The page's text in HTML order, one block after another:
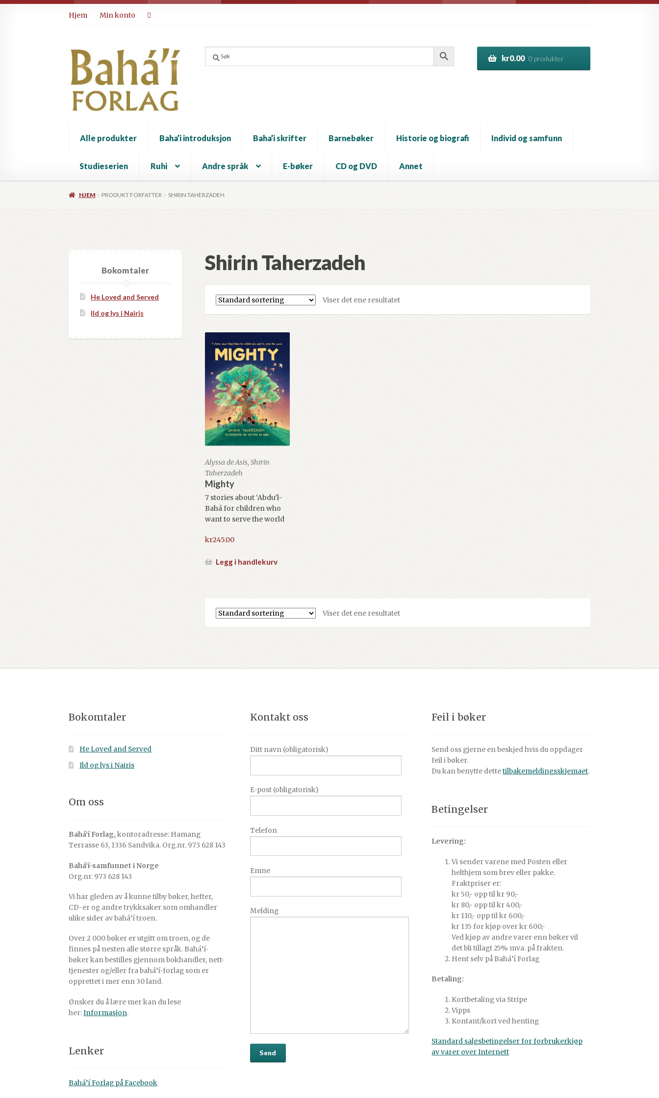
Hopp
til
Hopp
til
Hjem Min konto
kr0.00 0 produkter
Alle produkter Baha’i introduksjon Baha’i skrifter Barnebøker Historie og biografi Individ og samfunn
Studieserien Ruhi Andre språk E-bøker CD og DVD Annet
HJEM PRODUKT FORFATTER SHIRIN TAHERZADEH
Shirin Taherzadeh
Viser det ene resultatet
Alyssa de Asis, Shirin
Taherzadeh
Mighty
7 stories about ‘Abdu’l-
Bahá for children who
want to serve the world
kr245.00
Legg i handlekurv
Viser det ene resultatet
Bokomtaler
He Loved and Served
Ild og lys i Nairis
Bokomtaler
He Loved and Served
Ild og lys i Nairis
Om oss
Bahá’í Forlag, kontoradresse: Hamang
Terrasse 63, 1336 Sandvika. Org.nr. 973 628 143
Bahá’í-samfunnet i Norge
Org.nr. 973 628 143
Vi har gleden av å kunne tilby bøker, hefter,
CD-er og andre trykksaker som omhandler
ulike sider av bahá’í troen.
Over 2 000 bøker er utgitt om troen, og de
finnes på nesten alle større språk. Bahá’í-
bøker kan bestilles gjennom bokhandler, nett-
tjenester og/eller fra bahá’í-forlag som er
opprettet i mer enn 30 land.
Ønsker du å lære mer kan du lese
her:Informasjon.
Lenker
Bahá’í Forlag på Facebook
Kontakt oss
Ditt navn (obligatorisk)
E-post (obligatorisk)
Telefon
Emne
Melding
Feil i bøker
Send oss gjerne en beskjed hvis du oppdager
feil i bøker.
Du kan benytte dettetilbakemeldingsskjemaet.
Betingelser
Levering:
Vi sender varene med Posten eller
helthjem som brev eller pakke.
Fraktpriser er:
kr 50,- opp til kr 90,-
kr 80,- opp til kr 400,-
kr 110,- opp til kr 600,-
kr 135 for kjøp over kr 600,-
Ved kjøp av andre varer enn bøker vil
det bli tillagt 25% mva. på frakten.
Hent selv på Bahá’í Forlag
Betaling:
Kortbetaling via Stripe
Vipps
Kontant/kort ved henting
Standard salgsbetingelser for forbrukerkjøp
av varer over Internett